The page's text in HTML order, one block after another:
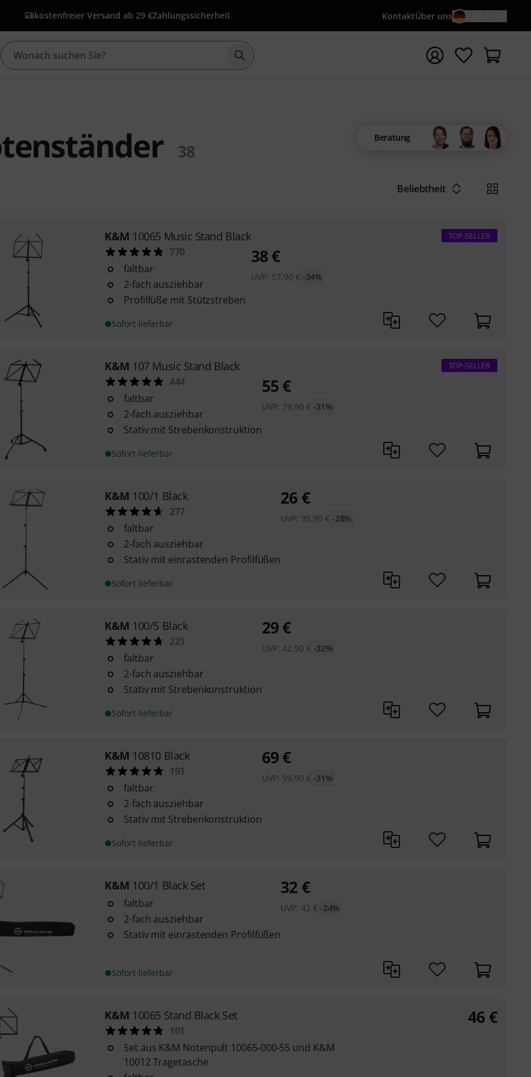
kostenfreier Versand ab 29 €Zahlungssicherheit KontaktÜber uns
Suche mit Suchwort {searchTerm} starten
38
Beratung
Beliebtheit
K&M 10065 Music Stand Black
770
faltbar
2-fach ausziehbar
Profilfüße mit Stützstreben
Sofort lieferbar
TOP-SELLER
38€
UVP: 57,90 € -34%
K&M 107 Music Stand Black
444
faltbar
2-fach ausziehbar
Stativ mit Strebenkonstruktion
Sofort lieferbar
TOP-SELLER
55€
UVP: 79,90 € -31%
K&M 100/1 Black
277
faltbar
2-fach ausziehbar
Stativ mit einrastenden Profilfüßen
Sofort lieferbar
26 €
UVP: 35,90 € -28%
K&M 100/5 Black
221
faltbar
2-fach ausziehbar
Stativ mit Strebenkonstruktion
Sofort lieferbar
29€
UVP: 42,90 € -32%
K&M 10810 Black
191
faltbar
2-fach ausziehbar
Stativ mit Strebenkonstruktion
Sofort lieferbar
69€
UVP: 99,90 € -31%
K&M 100/1 Black Set
faltbar
2-fach ausziehbar
Stativ mit einrastenden Profilfüßen
Sofort lieferbar
32 €
UVP:42 € -24%
K&M 10065 Stand Black Set
101
Set aus K&M Notenpult 10065-000-55 und K&M
10012 Tragetasche
46 €